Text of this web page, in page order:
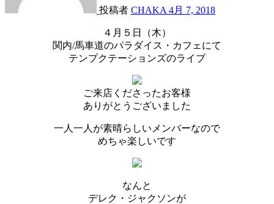
投稿者 CHAKA 4月 7, 2018
４月５日（木）
関内/馬車道のパラダイス・カフェにて
テンプクテーションズのライブ
ご来店くださったお客様
ありがとうございました
一人一人が素晴らしいメンバーなので
めちゃ楽しいです
なんと
デレク・ジャクソンが